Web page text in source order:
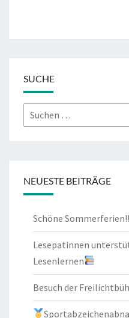
SUCHE
Suchen
nach:
NEUESTE BEITRÄGE
Schöne Sommerferien!!
Lesepatinnen
Lesenlernen
Besuch der